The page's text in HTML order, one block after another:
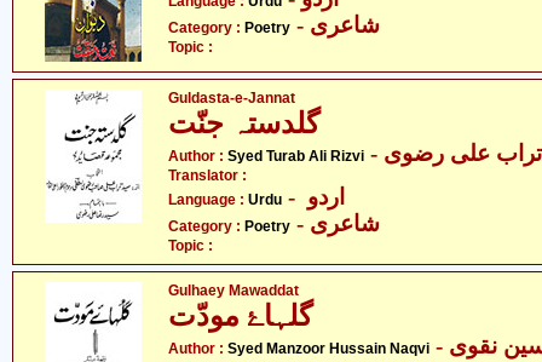
Category : Poetry - شاعری
Topic :
Guldasta-e-Jannat
گلدستہ جنّت
Author : Syed Turab Ali Rizvi تراب علی رضوی
Translator :
Language : Urdu
Category : Poetry - شاعری
Topic :
Gulhaey Mawaddat
گلہاۓ مودّت
Author : Syed Manzoor Hussain Naqvi نقوی